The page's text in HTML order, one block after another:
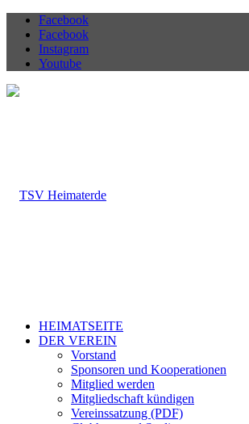
Facebook
Facebook
Instagram
Youtube
HEIMATSEITE
DER VEREIN
Vorstand
Sponsoren und Kooperationen
Mitglied werden
Mitgliedschaft kündigen
Vereinssatzung (PDF)